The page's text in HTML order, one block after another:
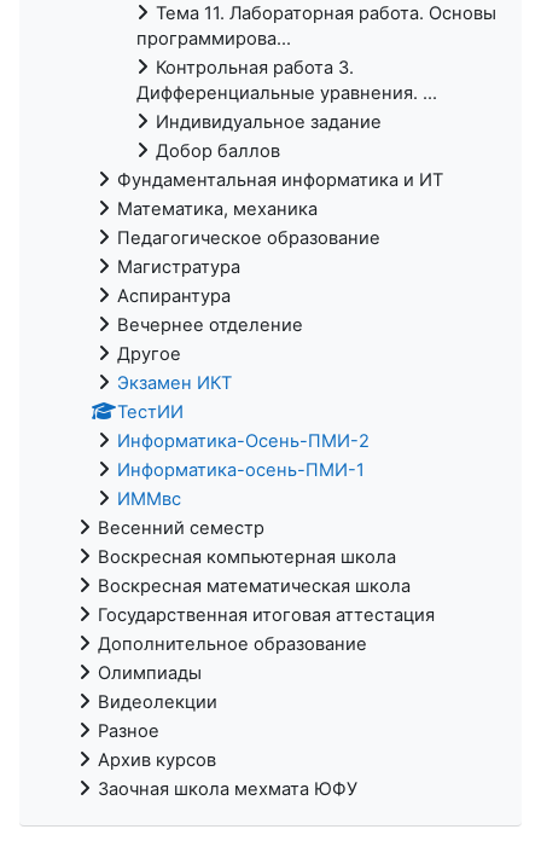
Тема 11. Лабораторная работа. Основы
программирова...
Контрольная работа 3.
Дифференциальные уравнения. ...
Индивидуальное задание
Добор баллов
Фундаментальная информатика и ИТ
Математика, механика
Педагогическое образование
Магистратура
Аспирантура
Вечернее отделение
Другое
Экзамен ИКТ
ТестИИ
Информатика-Осень-ПМИ-2
Информатика-осень-ПМИ-1
ИММвс
Весенний семестр
Воскресная компьютерная школа
Воскресная математическая школа
Государственная итоговая аттестация
Дополнительное образование
Олимпиады
Видеолекции
Разное
Архив курсов
Заочная школа мехмата ЮФУ